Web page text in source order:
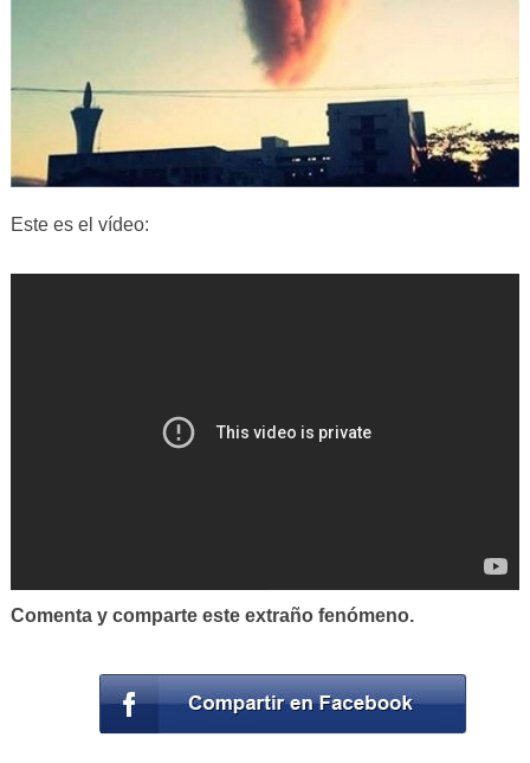
Este es el vídeo:
Comenta y comparte este extraño fenómeno.